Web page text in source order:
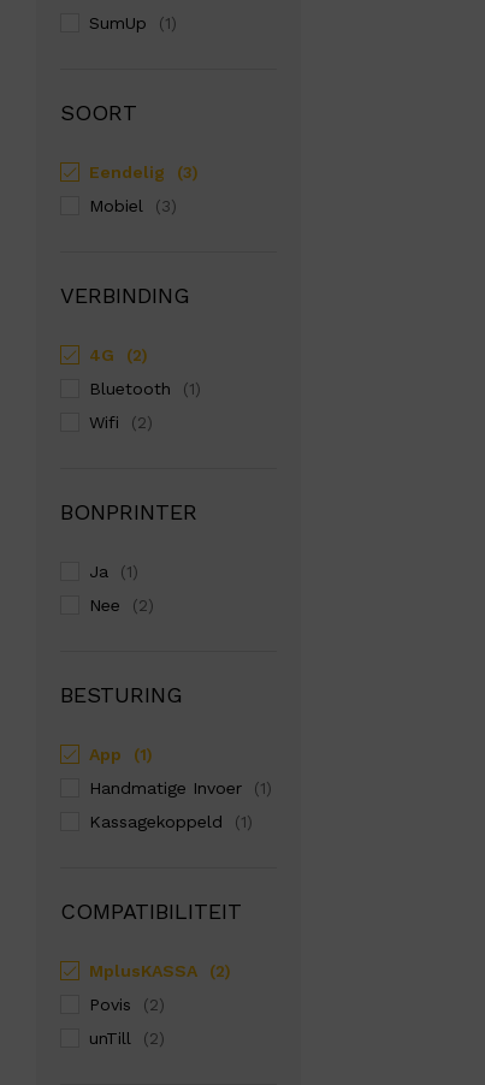
SumUp (1)
SOORT
Eendelig (3)
Mobiel (3)
VERBINDING
4G (2)
Bluetooth (1)
Wifi (2)
BONPRINTER
Ja (1)
Nee (2)
BESTURING
App (1)
Handmatige Invoer (1)
Kassagekoppeld (1)
COMPATIBILITEIT
MplusKASSA (2)
Povis (2)
unTill (2)